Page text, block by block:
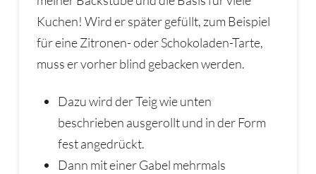
Kuchen! Wird er später gefüllt, zum Beispiel
für eine Zitronen- oder Schokoladen-Tarte,
muss er vorher blind gebacken werden.
Dazu wird der Teig wie unten
beschrieben ausgerollt und in der Form
fest angedrückt.
Dann mit einer Gabel mehrmals